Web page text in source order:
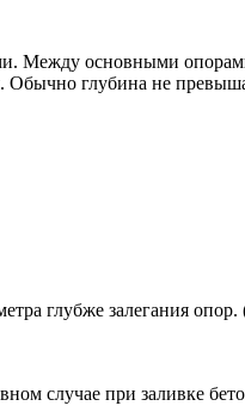
Между основными
Обычно глубина не
глубже залегания
при заливке